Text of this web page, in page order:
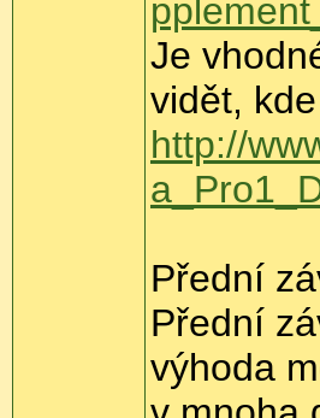
Je
vidět,
http://
Přední
Přední
výhoda